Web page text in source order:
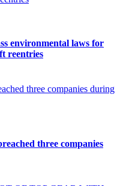
environmental laws for
reentries
three companies during
three companies